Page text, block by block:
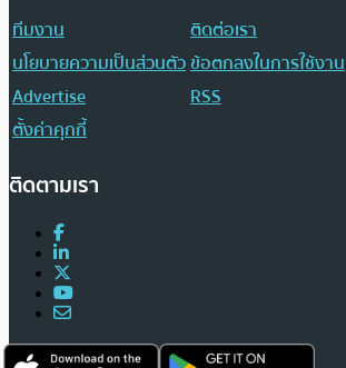
ทีมงาน
ติดต่อเรา
นโยบายความเป็นส่วนตัวข้อตกลงในการใช้งาน
Advertise
RSS
ตั้งค่าคุกกี้
ติดตามเรา